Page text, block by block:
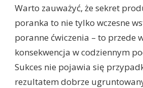
Warto zauważyć, że sekret
poranka to nie tylko wczesne
poranne ćwiczenia – to przede
konsekwencja w codziennym
Sukces nie pojawia się
rezultatem dobrze